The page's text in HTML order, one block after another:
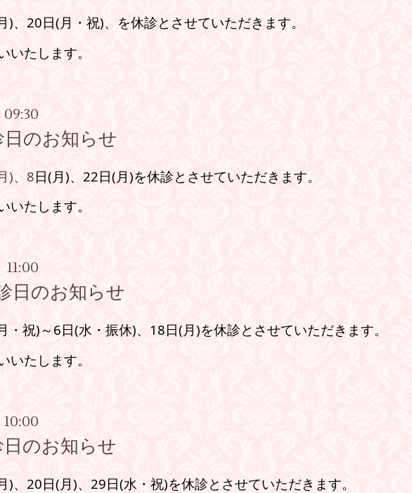
)、20日(月・祝)、を休診とさせていただきます。
いたします。
のお知らせ
)、8日(月)、22日(月)を休診とさせていただきます。
いたします。
11:00
日のお知らせ
・祝) ～6日(水・振休)、18日(月)を休診とさせていただきます。
いたします。
のお知らせ
)、20日(月)、29日(水・祝)を休診とさせていただきます。